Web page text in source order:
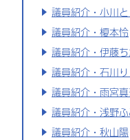
議員紹介・小川
議員紹介・榎本怜
議員紹介・伊藤
議員紹介・石川
議員紹介・雨宮
議員紹介・浅野
議員紹介・秋山陽